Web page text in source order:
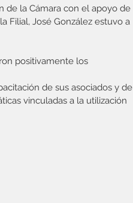
de la Cámara con el apoyo de
Filial, José González estuvo a
positivamente los
de sus asociados y de
vinculadas a la utilización